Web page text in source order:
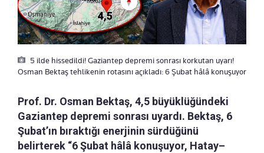
5 ilde hissedildi! Gaziantep depremi sonrası korkutan uyarı!
Osman Bektaş tehlikenin rotasını açıkladı: 6 Şubat hâlâ konuşuyor
Prof. Dr. Osman Bektaş, 4,5 büyüklüğündeki
Gaziantep depremi sonrası uyardı. Bektaş, 6
Şubat’ın bıraktığı enerjinin sürdüğünü
belirterek “6 Şubat hâlâ konuşuyor, Hatay–